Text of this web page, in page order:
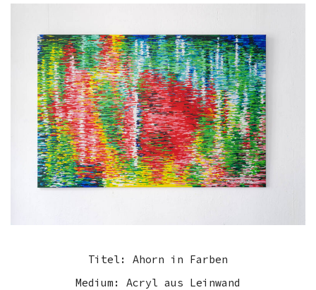
Titel: Ahorn in Farben
Medium: Acryl aus Leinwand